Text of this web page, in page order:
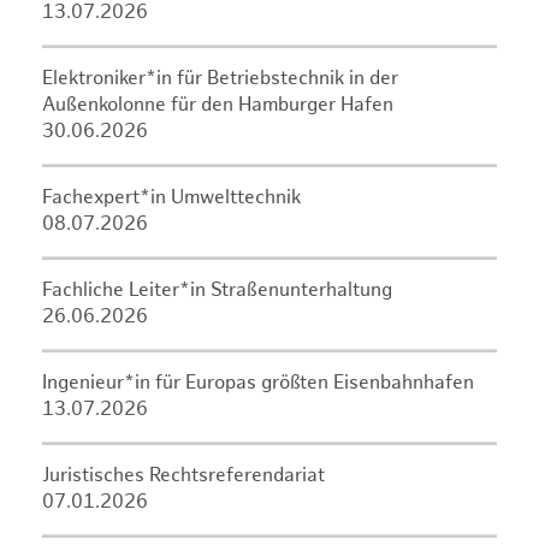
13.07.2026
Elektroniker*in für Betriebstechnik in der
Außenkolonne für den Hamburger Hafen
30.06.2026
Fachexpert*in Umwelttechnik
08.07.2026
Fachliche Leiter*in Straßenunterhaltung
26.06.2026
Ingenieur*in für Europas größten Eisenbahnhafen
13.07.2026
Juristisches Rechtsreferendariat
07.01.2026